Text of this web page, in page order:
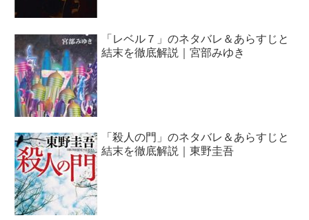
「レベル７」のネタバレ＆あらすじと
結末を徹底解説｜宮部みゆき
「殺人の門」のネタバレ＆あらすじと
結末を徹底解説｜東野圭吾